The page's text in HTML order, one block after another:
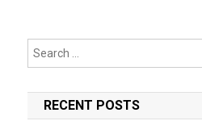
RECENT POSTS